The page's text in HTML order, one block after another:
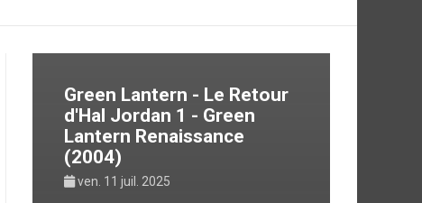
Green Lantern - Le Retour
d'Hal Jordan 1 - Green
Lantern Renaissance
(2004)
ven. 11 juil. 2025